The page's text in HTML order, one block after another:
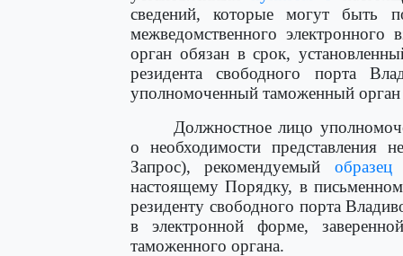
сведений, которые могут быть
межведомственного
орган обязан в срок,
резидента свободного порта
уполномоченный таможенный
Должностное лицо
о необходимости представления
Запрос), рекомендуемый образец
настоящему Порядку, в
резиденту свободного порта
в электронной форме,
таможенного органа.